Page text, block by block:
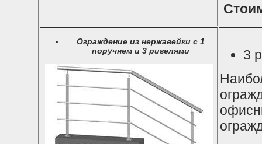
Ограждение из нержавейки с 1
поручнем и 3 ригелями
3